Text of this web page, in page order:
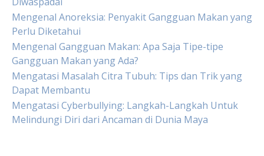
Mengenal Anoreksia: Penyakit Gangguan Makan yang
Perlu Diketahui
Mengenal Gangguan Makan: Apa Saja Tipe-tipe
Gangguan Makan yang Ada?
Mengatasi Masalah Citra Tubuh: Tips dan Trik yang
Dapat Membantu
Mengatasi Cyberbullying: Langkah-Langkah Untuk
Melindungi Diri dari Ancaman di Dunia Maya